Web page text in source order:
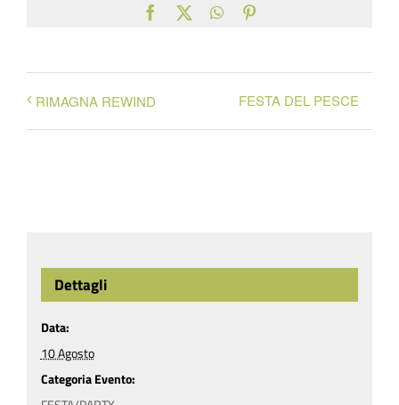
Facebook
X WhatsApp
RIMAGNA REWIND FESTA DEL PESCE
Dettagli
Data:
10 Agosto
Categoria Evento: